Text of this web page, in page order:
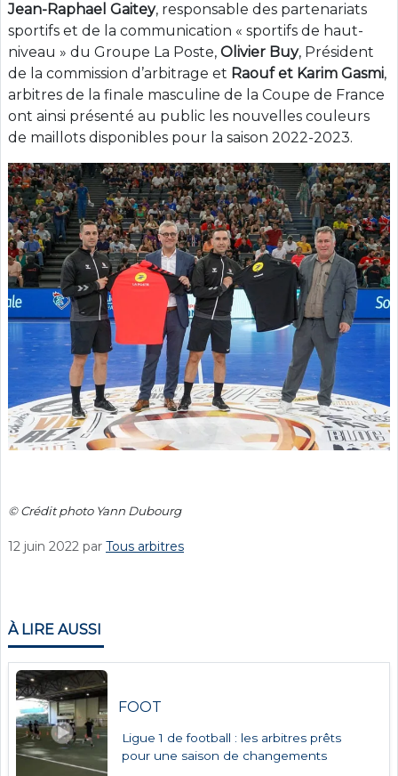
Jean-Raphael Gaitey, responsable des partenariats
sportifs et de la communication « sportifs de haut-
niveau » du Groupe La Poste, Olivier Buy, Président
de la commission d’arbitrage et Raouf et Karim Gasmi,
arbitres de la finale masculine de la Coupe de France
ont ainsi présenté au public les nouvelles couleurs
de maillots disponibles pour la saison 2022-2023.
© Crédit photo Yann Dubourg
12 juin 2022 par Tous arbitres
À LIRE AUSSI
FOOT
Ligue 1 de football : les arbitres prêts
pour une saison de changements